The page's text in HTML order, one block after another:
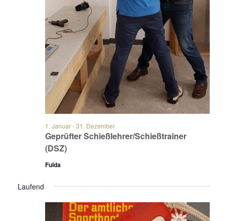
Geprüfter Schießlehrer/Schießtrainer
(DSZ)
1. Januar-31. Dezember
Fulda
Laufend